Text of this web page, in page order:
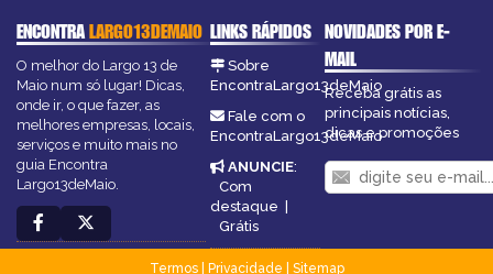
ENCONTRALARGO13DEMAIO
O melhor do Largo 13 de
Maio num só lugar! Dicas,
onde ir, o que fazer, as
melhores empresas, locais,
serviços e muito mais no
guia Encontra
Largo13deMaio.
LINKS RÁPIDOS
Sobre
EncontraLargo13deMaio
Fale com o
EncontraLargo13deMaio
ANUNCIE:
Com
destaque |
Grátis
NOVIDADES POR E-
MAIL
Receba grátis as
principais notícias,
dicas e promoções
Termos| Privacidade
Sitemap